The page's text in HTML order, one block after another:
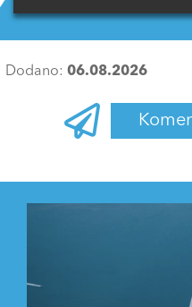
Dodano: 06.08.2026